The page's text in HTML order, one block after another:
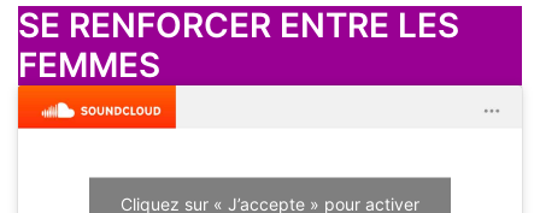
SE RENFORCER ENTRE LES
FEMMES
Cliquez sur « J’accepte » pour activer